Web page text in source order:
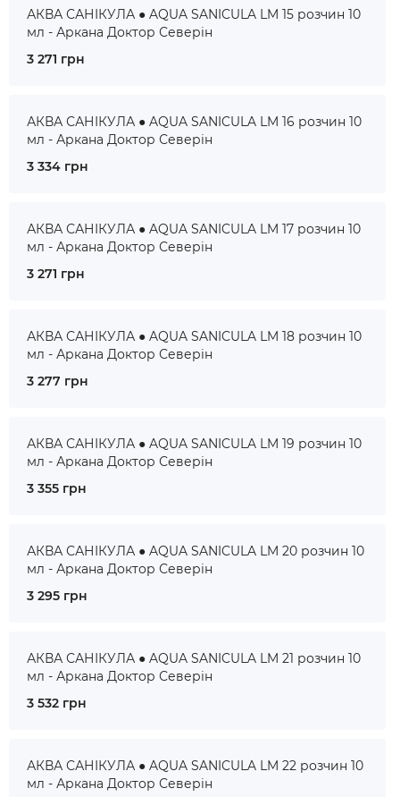
АКВА САНІКУЛА ● AQUA SANICULA LM 15 розчин 10
мл - Аркана Доктор Северін
3 271 грн
АКВА САНІКУЛА ● AQUA SANICULA LM 16 розчин 10
мл - Аркана Доктор Северін
3 334 грн
АКВА САНІКУЛА ● AQUA SANICULA LM 17 розчин 10
мл - Аркана Доктор Северін
3 271 грн
АКВА САНІКУЛА ● AQUA SANICULA LM 18 розчин 10
мл - Аркана Доктор Северін
3 277 грн
АКВА САНІКУЛА ● AQUA SANICULA LM 19 розчин 10
мл - Аркана Доктор Северін
3 355 грн
АКВА САНІКУЛА ● AQUA SANICULA LM 20 розчин 10
мл - Аркана Доктор Северін
3 295 грн
АКВА САНІКУЛА ● AQUA SANICULA LM 21 розчин 10
мл - Аркана Доктор Северін
3 532 грн
АКВА САНІКУЛА ● AQUA SANICULA LM 22 розчин 10
мл - Аркана Доктор Северін